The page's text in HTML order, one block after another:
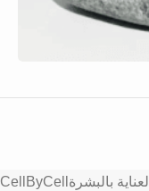
العناية بالبشرة CellByCell